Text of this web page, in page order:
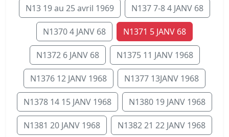
N13 19 au 25 avril 1969 N137 7-8 4 JANV 68
N1370 4 JANV 68 N1371 5 JANV 68
N1372 6 JANV 68 N1375 11 JANV 1968
N1376 12 JANV 1968 N1377 13JANV 1968
N1378 14 15 JANV 1968 N1380 19 JANV 1968
N1381 20 JANV 1968 N1382 21 22 JANV 1968